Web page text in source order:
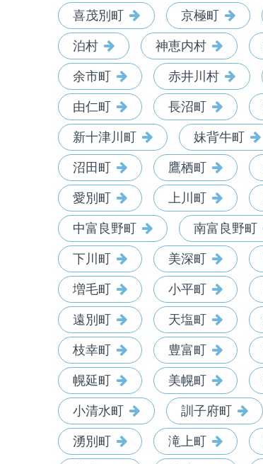
喜茂別町 京極町
泊村 神恵内村
余市町 赤井川村
由仁町 長沼町
新十津川町 妹背牛町
沼田町 鷹栖町
愛別町 上川町
中富良野町 南富良野町
下川町 美深町
増毛町 小平町
遠別町 天塩町
枝幸町 豊富町
幌延町 美幌町
小清水町 訓子府町
湧別町 滝上町